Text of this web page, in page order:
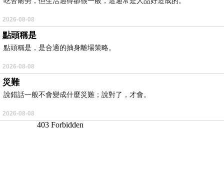
2026-08-08
點頭稱是
點頭稱是，是合適的抽身離場策略。
2026-08-08
災難
說錯話一般不會變成什麼災難；說對了，才會。
2026-08-08